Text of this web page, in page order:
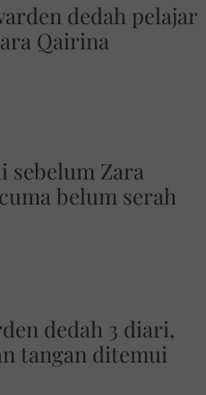
dedah pelajar
Qairina
sebelum Zara
belum serah
dedah 3 diari,
tangan ditemui